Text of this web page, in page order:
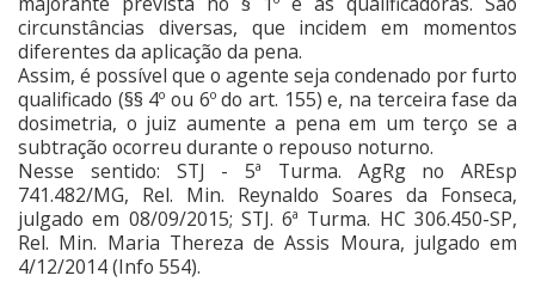
circunstâncias diversas, que incidem em momentos
diferentes da aplicação da pena.
Assim, é possível que o agente seja condenado por furto
qualificado (§§ 4º ou 6º do art. 155) e, na terceira fase da
dosimetria, o juiz aumente a pena em um terço se a
subtração ocorreu durante o repouso noturno.
Nesse sentido: STJ - 5ª Turma. AgRg no AREsp
741.482/MG, Rel. Min. Reynaldo Soares da Fonseca,
julgado em 08/09/2015; STJ. 6ª Turma. HC 306.450-SP,
Rel. Min. Maria Thereza de Assis Moura, julgado em
4/12/2014 (Info 554).